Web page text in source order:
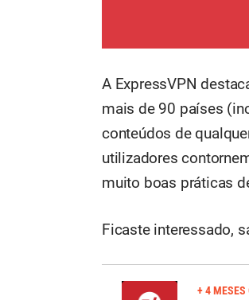
A ExpressVPN
mais de 90 países
conteúdos de
utilizadores
muito boas práticas
Ficaste interessado,
+ 4 MESES